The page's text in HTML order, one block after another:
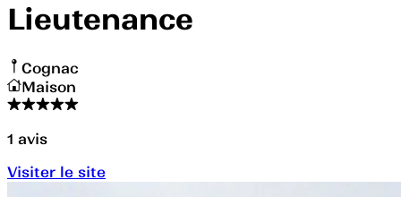
Lieutenance
Cognac
Maison
1 avis
Visiter le site